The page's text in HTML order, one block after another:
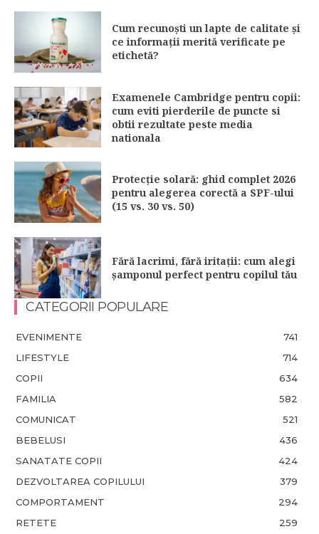
Cum recunoști un lapte de calitate și
ce informații merită verificate pe
etichetă?
Examenele Cambridge pentru copii:
cum eviti pierderile de puncte si
obtii rezultate peste media
nationala
Protecție solară: ghid complet 2026
pentru alegerea corectă a SPF-ului
(15 vs. 30 vs. 50)
Fără lacrimi, fără iritații: cum alegi
șamponul perfect pentru copilul tău
CATEGORII POPULARE
EVENIMENTE
741
LIFESTYLE
714
COPII
634
FAMILIA
582
COMUNICAT
521
BEBELUSI
436
SANATATE COPII
424
DEZVOLTAREA COPILULUI
379
COMPORTAMENT
294
RETETE
259